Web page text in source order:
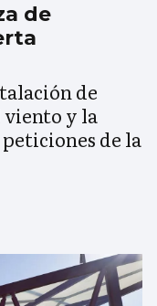
de
de
y la
de la